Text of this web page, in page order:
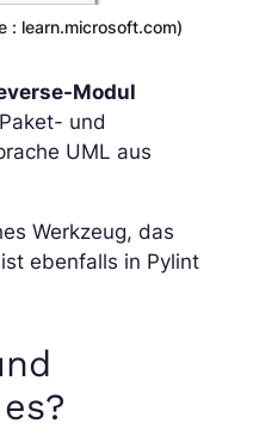
: learn.microsoft.com)
Modul
und
UML aus
Werkzeug, das
ebenfalls in Pylint